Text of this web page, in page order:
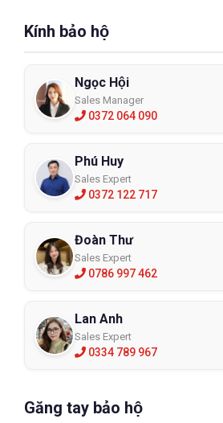
Kính bảo hộ
Ngọc Hội
Sales Manager
0372 064 090
Phú Huy
Sales Expert
0372 122 717
Đoàn Thư
Sales Expert
0786 997 462
Lan Anh
Sales Expert
0334 789 967
Găng tay bảo hộ